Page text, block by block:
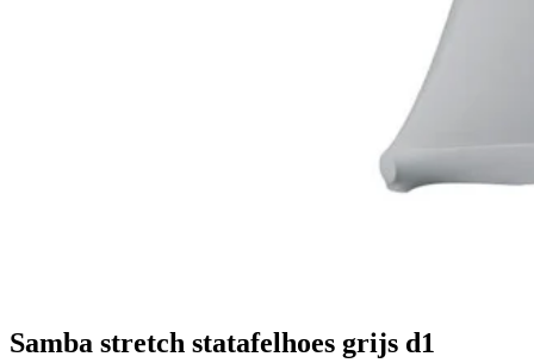
Samba stretch statafelhoes grijs d1